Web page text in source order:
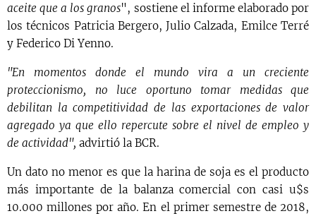
aceite que a los granos", sostiene el informe elaborado por
los técnicos Patricia Bergero, Julio Calzada, Emilce Terré
y Federico Di Yenno.
"En momentos donde el mundo vira a un creciente
proteccionismo, no luce oportuno tomar medidas que
debilitan la competitividad de las exportaciones de valor
agregado ya que ello repercute sobre el nivel de empleo y
de actividad", advirtió la BCR.
Un dato no menor es que la harina de soja es el producto
más importante de la balanza comercial con casi u$s
10.000 millones por año. En el primer semestre de 2018,